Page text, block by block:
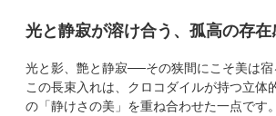
光と静寂が溶け合う、孤高の存在
光と影、艶と静寂──その狭間にこそ美は宿
この長束入れは、クロコダイルが持つ立体
の「静けさの美」を重ね合わせた一点です